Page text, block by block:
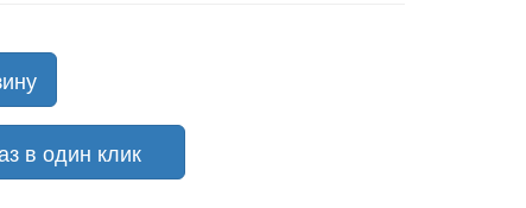
в один клик